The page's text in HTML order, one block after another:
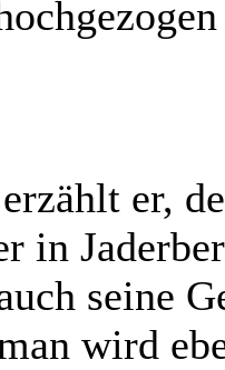
er,
in
seine
wird